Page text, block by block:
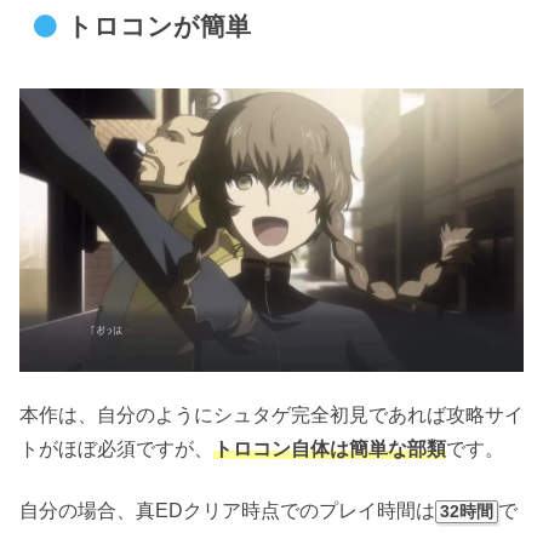
トロコンが簡単
本作は、自分のようにシュタゲ完全初見であれば攻略サイ
トがほぼ必須ですが、 トロコン自体は簡単な部類です。
自分の場合、真EDクリア時点でのプレイ時間は 32時間 で